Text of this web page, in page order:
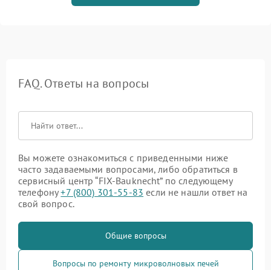
FAQ. Ответы на вопросы
Вы можете ознакомиться с приведенными ниже
часто задаваемыми вопросами, либо обратиться в
сервисный центр “FIX-Bauknecht” по следующему
телефону+7 (800) 301-55-83 если не нашли ответ на
свой вопрос.
Общие вопросы
Вопросы по ремонту микроволновых печей